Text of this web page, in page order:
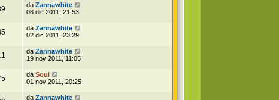
da Zannawhite
08 dic 2011, 21:53
da Zannawhite
02 dic 2011, 23:29
da Zannawhite
19 nov 2011, 11:05
da Soul
01 nov 2011, 20:25
da Zannawhite